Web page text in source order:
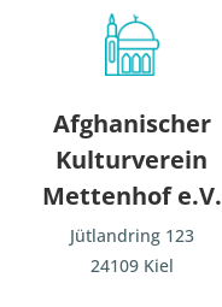
Afghanischer
Kulturverein
Mettenhof e.V.
Jütlandring 123
24109 Kiel